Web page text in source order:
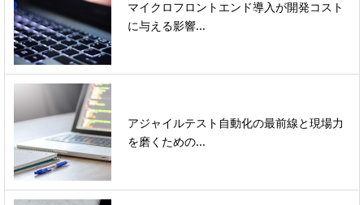
マイクロフロントエンド導入が開発コスト
に与える影響...
アジャイルテスト自動化の最前線と現場力
を磨くための...